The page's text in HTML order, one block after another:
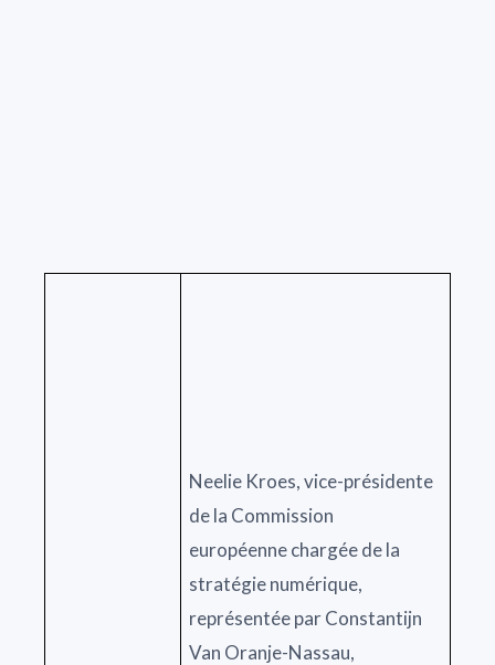
Neelie Kroes, vice-présidente
de la Commission
européenne chargée de la
stratégie numérique,
représentée par Constantijn
Van Oranje-Nassau,